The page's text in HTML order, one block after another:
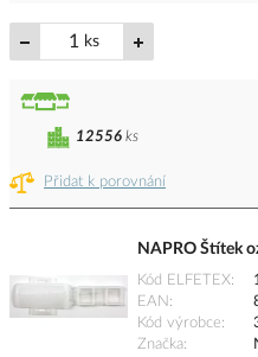
ks
Přidat k porovnání
12556 ks
NAPRO Štítek
Kód ELFETEX
EAN
Kód výrobce
Značka